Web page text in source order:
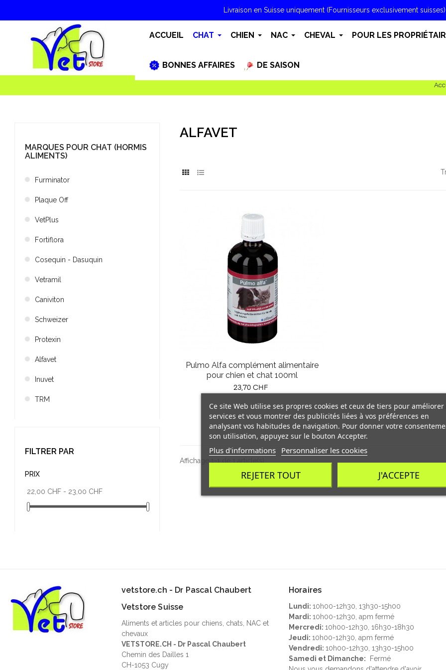
Livraison en Suisse uniquement (Fournisseurs exclusivement suisses)
ACCUEIL CHAT CHIEN NAC CHEVAL POUR LES
BONNES AFFAIRES DE SAISON
MARQUES POUR CHAT (HORMIS
ALIMENTS)
Furminator
Plaque Off
VetPlus
Fortiflora
Cosequin - Dasuquin
Vetramil
Caniviton
Schweizer
Protexin
Alfavet
Inuvet
TRM
FILTRER PAR
PRIX
22,00 CHF - 23,00 CHF
ALFAVET
Pulmo Alfa complément alimentaire
pour chien et chat 100ml
Prix
23,70 CHF
Affichage 1-1 de 1 article(s)
vetstore.ch - Dr Pascal Chaubert
Vetstore Suisse
Aliments et articles pour chiens, chats, NAC et
chevaux
VETSTORE.CH - Dr Pascal Chaubert
Chemin des Dailles 1
CH-1053 Cugy
Horaires
Lundi: 10h00-12h30, 13h30-15h00
Mardi: 10h00-12h30, apm fermé
Mercredi: 10h00-12h30, 16h30-18h30
Jeudi: 10h00-12h30, apm fermé
Vendredi: 10h00-12h30, 13h30-15h00
Samedi et Dimanche: Fermé
Ce site Web utilise ses propres cookies et ceux de tiers pour améliorer
services et vous montrer des publicités liées à vos préférences en
analysant vos habitudes de navigation. Pour donner votre
son utilisation, appuyez sur le bouton Accepter.
Plus d'informations Personnaliser les cookies
REJETER TOUT J'ACCEPTE